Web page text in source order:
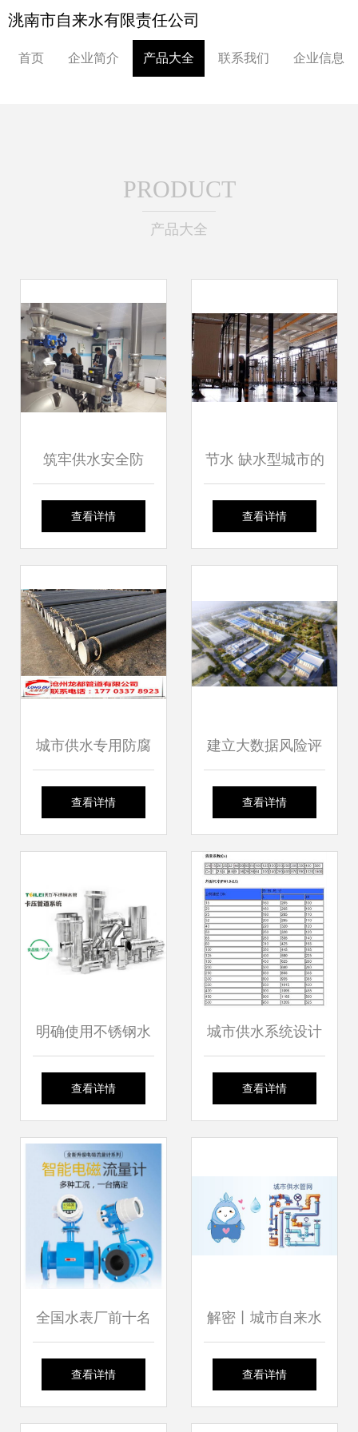
洮南市自来水有限责任公司
首页 企业简介 产品大全 联系我们 企业信息
PRODUCT
产品大全
筑牢供水安全防
线，桐乡开展城镇
专项检查
查看详情
节水 缺水型城市的
必由之路
查看详情
城市供水专用防腐
螺旋钢管技术解析
查看详情
建立大数据风险评
估技术，保障管网
全——深圳水务集
团参与国家“十三
五”水专项课题研究
取得良好成效
查看详情
明确使用不锈钢水
管 湖南省城镇二次
宣贯实施要点
查看详情
城市供水系统设计
关键与参数分析
查看详情
全国水表厂前十名
查看详情
解密丨城市自来水
之“供水保障生命
查看详情